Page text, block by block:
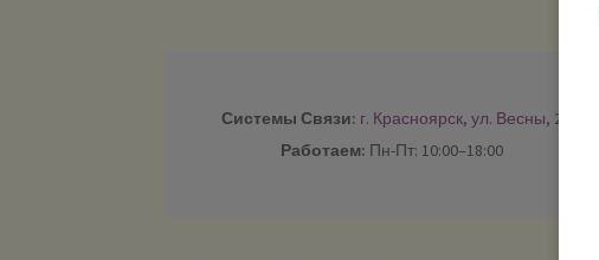
Системы Связи: г. Красноярск, ул. Весны, 2
Работаем: Пн-Пт: 10:00–18:00